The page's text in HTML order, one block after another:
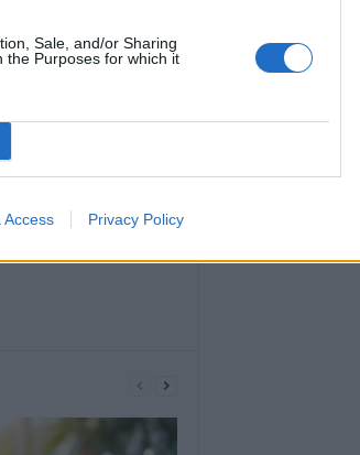
Sale, and/or Sharing
the Purposes for which it
Access Privacy Policy
vous empêcher